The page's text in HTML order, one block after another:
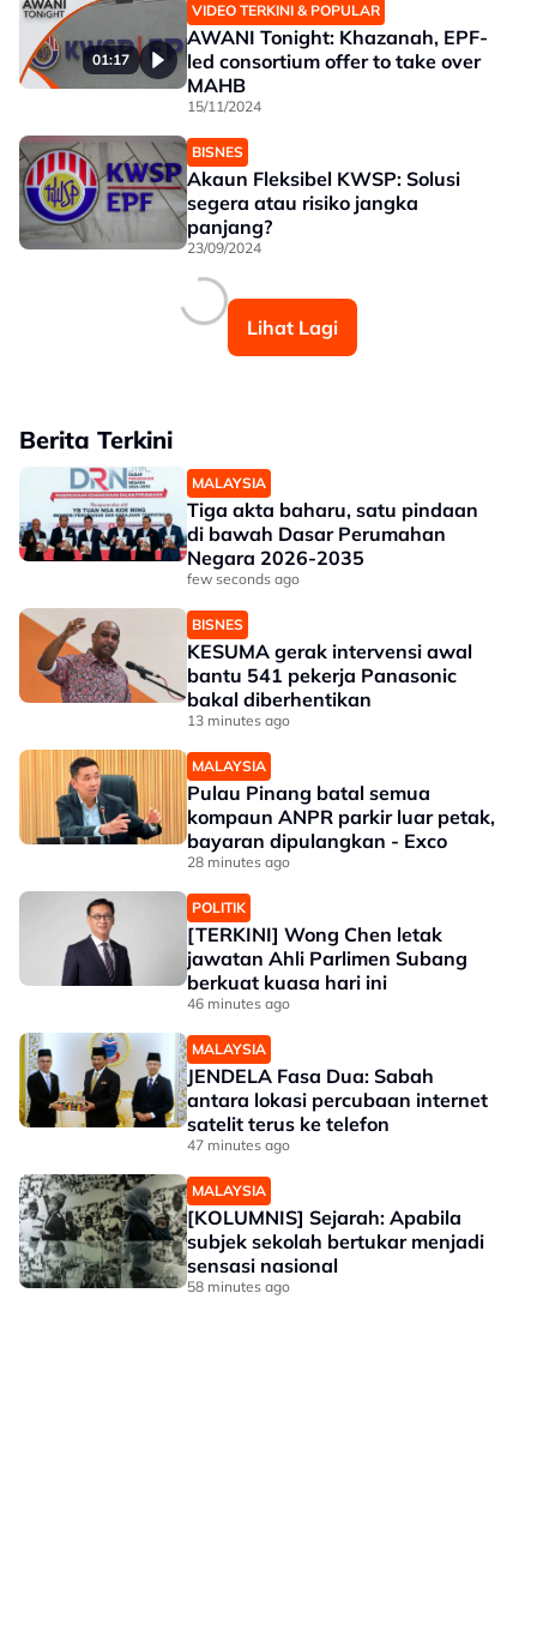
01:17
VIDEO TERKINI & POPULAR
AWANI Tonight: Khazanah, EPF-
led consortium offer to take over
MAHB
15/11/2024
BISNES
Akaun Fleksibel KWSP: Solusi
segera atau risiko jangka
panjang?
23/09/2024
Lihat Lagi
Berita Terkini
MALAYSIA
Tiga akta baharu, satu pindaan
di bawah Dasar Perumahan
Negara 2026-2035
few seconds ago
BISNES
KESUMA gerak intervensi awal
bantu 541 pekerja Panasonic
bakal diberhentikan
13 minutes ago
MALAYSIA
Pulau Pinang batal semua
kompaun ANPR parkir luar petak,
bayaran dipulangkan - Exco
28 minutes ago
POLITIK
[TERKINI] Wong Chen letak
jawatan Ahli Parlimen Subang
berkuat kuasa hari ini
46 minutes ago
MALAYSIA
JENDELA Fasa Dua: Sabah
antara lokasi percubaan internet
satelit terus ke telefon
47 minutes ago
MALAYSIA
[KOLUMNIS] Sejarah: Apabila
subjek sekolah bertukar menjadi
sensasi nasional
58 minutes ago